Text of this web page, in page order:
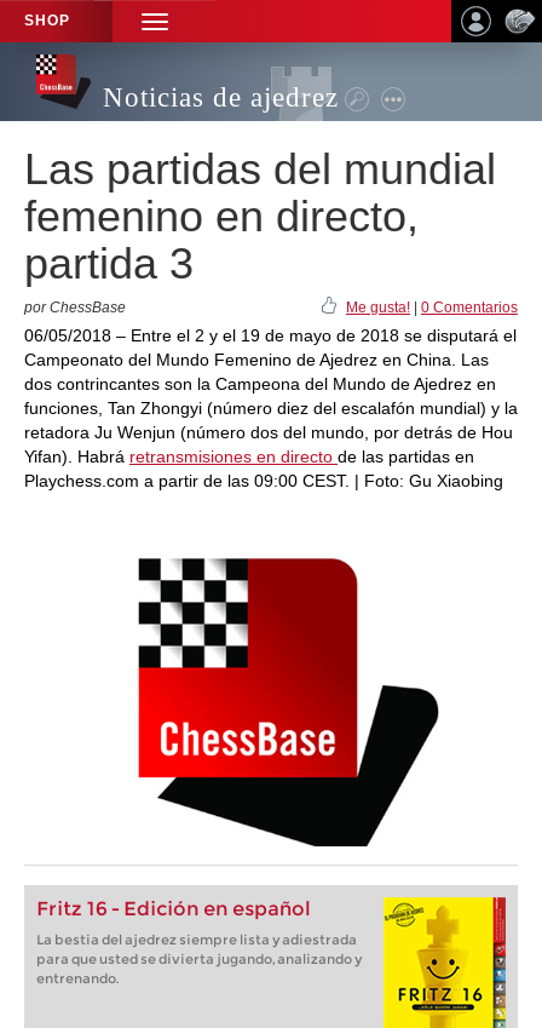
SHOP
TOGGLE
NAVIGATION
Noticias de ajedrez
Las partidas del mundial
femenino en directo,
partida 3
por ChessBase Me gusta! 0 Comentarios
06/05/2018 – Entre el 2 y el 19 de mayo de 2018 se disputará el
Campeonato del Mundo Femenino de Ajedrez en China. Las
dos contrincantes son la Campeona del Mundo de Ajedrez en
funciones, Tan Zhongyi (número diez del escalafón mundial) y la
retadora Ju Wenjun (número dos del mundo, por detrás de Hou
Yifan). Habrá retransmisiones en directo de las partidas en
Playchess.com a partir de las 09:00 CEST. | Foto: Gu Xiaobing
Fritz 16 - Edición en español
La bestia del ajedrez siempre lista y adiestrada
para que usted se divierta jugando, analizando y
entrenando.